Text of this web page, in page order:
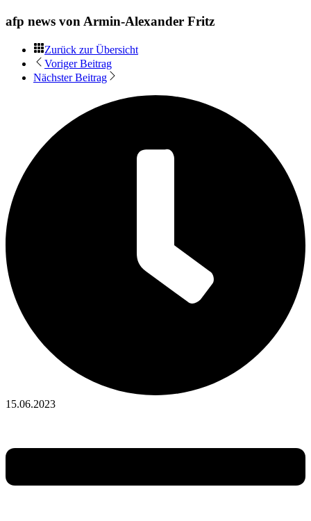
afp news von Armin-Alexander Fritz
Zurück zur Übersicht
Voriger Beitrag
Nächster Beitrag
15.06.2023